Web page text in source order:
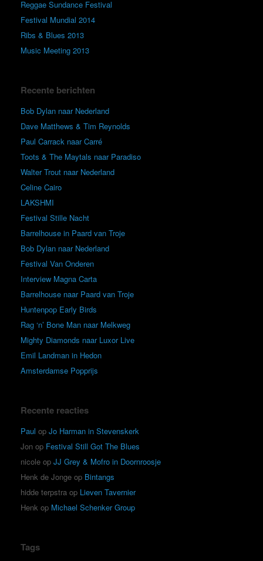
Reggae Sundance Festival
Festival Mundial 2014
Ribs & Blues 2013
Music Meeting 2013
Recente berichten
Bob Dylan naar Nederland
Dave Matthews & Tim Reynolds
Paul Carrack naar Carré
Toots & The Maytals naar Paradiso
Walter Trout naar Nederland
Celine Cairo
LAKSHMI
Festival Stille Nacht
Barrelhouse in Paard van Troje
Bob Dylan naar Nederland
Festival Van Onderen
Interview Magna Carta
Barrelhouse naar Paard van Troje
Huntenpop Early Birds
Rag ‘n’ Bone Man naar Melkweg
Mighty Diamonds naar Luxor Live
Emil Landman in Hedon
Amsterdamse Popprijs
Recente reacties
Paul op Jo Harman in Stevenskerk
Jon op Festival Still Got The Blues
nicole op JJ Grey & Mofro in Doornroosje
Henk de Jonge op Bintangs
hidde terpstra op Lieven Tavernier
Henk op Michael Schenker Group
Tags